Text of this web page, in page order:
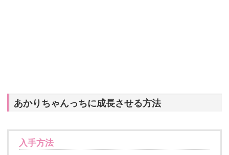
あかりちゃんっちに成長させる方法
入手方法